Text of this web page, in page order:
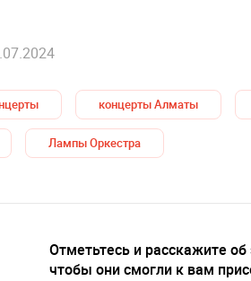
концерты Алматы
Лампы Оркестра
Отметьтесь и расскажите
чтобы они смогли к вам